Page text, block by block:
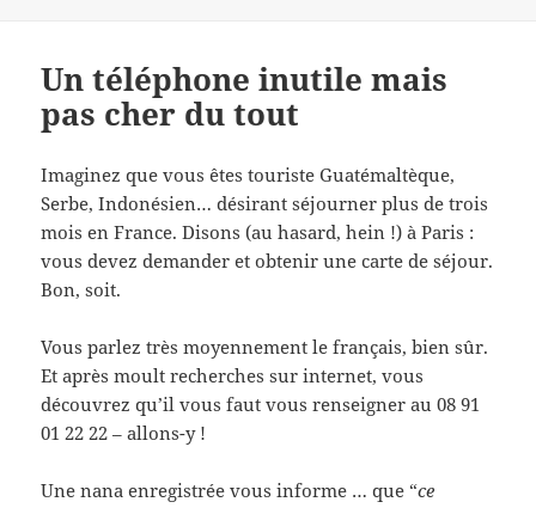
Un téléphone inutile mais
pas cher du tout
Imaginez que vous êtes touriste Guatémaltèque,
Serbe, Indonésien… désirant séjourner plus de trois
mois en France. Disons (au hasard, hein !) à Paris :
vous devez demander et obtenir une carte de séjour.
Bon, soit.
Vous parlez très moyennement le français, bien sûr.
Et après moult recherches sur internet, vous
découvrez qu’il vous faut vous renseigner au 08 91
01 22 22 – allons-y !
Une nana enregistrée vous informe … que “ce